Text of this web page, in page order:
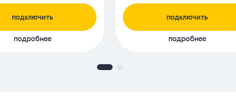
подключить
подробнее
подключить
подробнее